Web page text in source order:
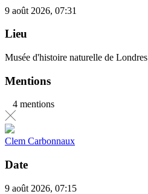
9 août 2026, 07:31
Lieu
Musée d'histoire naturelle de Londres
Mentions
4 mentions
Clem Carbonnaux
Date
9 août 2026, 07:15